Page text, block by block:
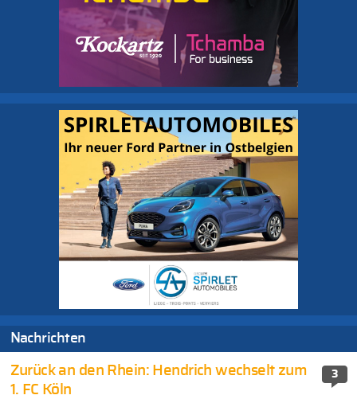
Nachrichten
3
Zurück an den Rhein: Hendrich wechselt zum
1. FC Köln